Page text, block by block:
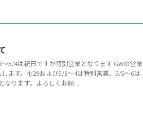
5/4は祝日ですが特別営業となります GWの営業
ます。4/29および5/3～4は特別営業、5/5～6は
なります。よろしくお願 ...